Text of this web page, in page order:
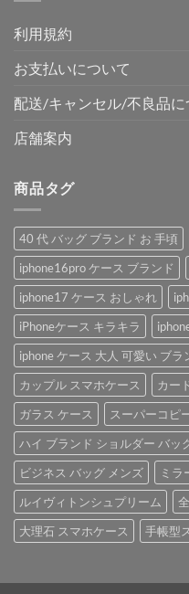
利用規約
お支払いについて
配送/キャンセル/不良品に
店舗案内
商品タグ
40 代 バッグ ブランド お 手頃
iphone16pro ケース ブランド
iphone17 ケース おしゃれ
iPhoneケース キラキラ
iphone ケース 大人 可愛い ブラ
カップル スマホケース
カー
ガラス ケース
スーパーコピ
ハイ ブランド ショルダー バッ
ビジネス バッグ メンズ
ミラ
ルイヴィトンシュプリーム
大理石 スマホケース
手帳型